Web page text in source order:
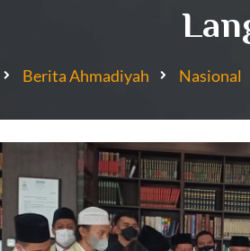
Berita Ahmadiyah Nasional